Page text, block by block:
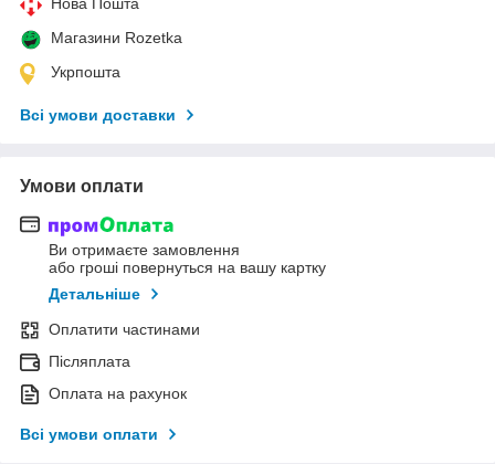
Магазини Rozetka
Укрпошта
Всі умови доставки
Умови оплати
Ви отримаєте замовлення
або гроші повернуться на вашу картку
Детальніше
Оплатити частинами
Післяплата
Оплата на рахунок
Всі умови оплати